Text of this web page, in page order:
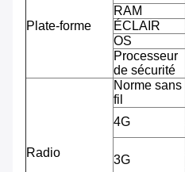
Plate-forme
RAM
ÉCLAIR
OS
Processeur
de sécurité
Radio
Norme sans
fil
4G
3G